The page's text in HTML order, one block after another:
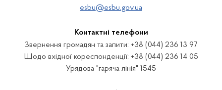
esbu@esbu.gov.ua
Контактні телефони
Звернення громадян та запити: +38 (044) 236 13 97
Щодо вхідної кореспонденції: +38 (044) 236 14 05
Урядова "гаряча лінія" 1545